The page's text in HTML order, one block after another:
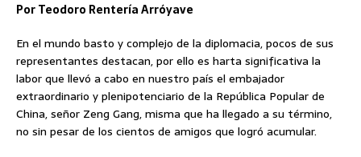
Por Teodoro Rentería Arróyave
En el mundo basto y complejo de la diplomacia, pocos de sus
representantes destacan, por ello es harta significativa la
labor que llevó a cabo en nuestro país el embajador
extraordinario y plenipotenciario de la República Popular de
China, señor Zeng Gang, misma que ha llegado a su término,
no sin pesar de los cientos de amigos que logró acumular.